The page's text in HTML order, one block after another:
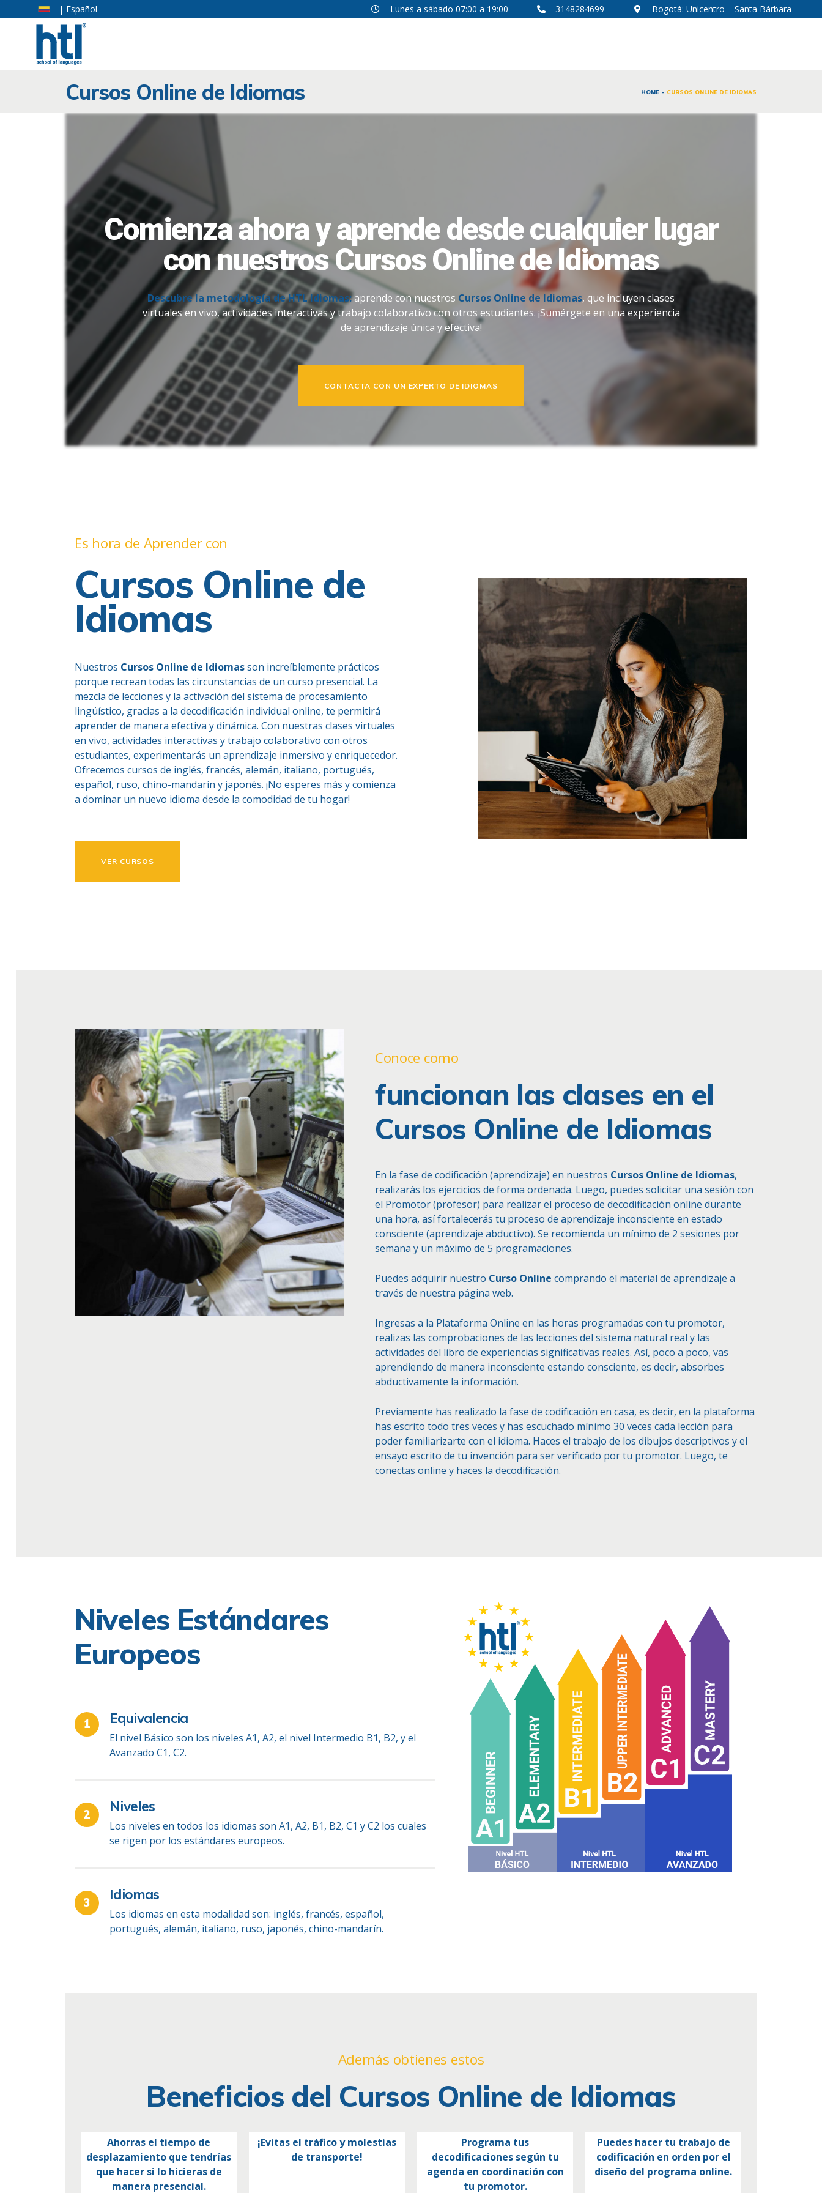
| Español Lunes a sábado 07:00 a 19:00 3148284699 Bogotá: Unicentro – Santa Bárbara
Cursos Online de Idiomas HOME CURSOS ONLINE DE IDIOMAS
CURSOS DE IDIOMAS
CORPORATIVO
ACERCA DE HTL
Comienza ahora y aprende desde cualquier lugar
con nuestros Cursos Online de Idiomas
Descubre la metodología de HTL Idiomas:aprende con nuestros Cursos Online de Idiomas, que incluyen clases
virtuales en vivo, actividades interactivas y trabajo colaborativo con otros estudiantes. ¡Sumérgete en una experiencia
de aprendizaje única y efectiva!
CONTACTA CON UN EXPERTO DE IDIOMAS
Es hora de Aprender con
Cursos Online de
Idiomas
Nuestros Cursos Online de Idiomasson increíblemente prácticos
porque recrean todas las circunstancias de un curso presencial. La
mezcla de lecciones y la activación del sistema de procesamiento
lingüístico, gracias a la decodificación individual online, te permitirá
aprender de manera efectiva y dinámica. Con nuestras clases virtuales
en vivo, actividades interactivas y trabajo colaborativo con otros
estudiantes, experimentarás un aprendizaje inmersivo y enriquecedor.
Ofrecemos cursos de inglés, francés, alemán, italiano, portugués,
español, ruso, chino-mandarín y japonés. ¡No esperes más y comienza
a dominar un nuevo idioma desde la comodidad de tu hogar!
VER CURSOS
Conoce como
funcionan las clases en el
Cursos Online de Idiomas
En la fase de codificación (aprendizaje) en nuestros Cursos Online de Idiomas,
realizarás los ejercicios de forma ordenada. Luego, puedes solicitar una sesión con
el Promotor (profesor) para realizar el proceso de decodificación online durante
una hora, así fortalecerás tu proceso de aprendizaje inconsciente en estado
consciente (aprendizaje abductivo). Se recomienda un mínimo de 2 sesiones por
semana y un máximo de 5 programaciones.
Puedes adquirir nuestro Curso Online comprando el material de aprendizaje a
través de nuestra página web.
Ingresas a la Plataforma Online en las horas programadas con tu promotor,
realizas las comprobaciones de las lecciones del sistema natural real y las
actividades del libro de experiencias significativas reales. Así, poco a poco, vas
aprendiendo de manera inconsciente estando consciente, es decir, absorbes
abductivamente la información.
Previamente has realizado la fase de codificación en casa, es decir, en la plataforma
has escrito todo tres veces y has escuchado mínimo 30 veces cada lección para
poder familiarizarte con el idioma. Haces el trabajo de los dibujos descriptivos y el
ensayo escrito de tu invención para ser verificado por tu promotor. Luego, te
conectas online y haces la decodificación.
Niveles Estándares
Europeos
Equivalencia
El nivel Básico son los niveles A1, A2, el nivel Intermedio B1, B2, y el
Avanzado C1, C2.
Niveles
Los niveles en todos los idiomas son A1, A2, B1, B2, C1 y C2 los cuales
se rigen por los estándares europeos.
Idiomas
Los idiomas en esta modalidad son: inglés, francés, español,
portugués, alemán, italiano, ruso, japonés, chino-mandarín.
Además obtienes estos
Beneficios del Cursos Online de Idiomas
Ahorras el tiempo de
desplazamiento que tendrías
que hacer si lo hicieras de
manera presencial.
¡Evitas el tráfico y molestias
de transporte!
Programa tus
decodificaciones según tu
agenda en coordinación con
tu promotor.
Puedes hacer tu trabajo de
codificación en orden por el
diseño del programa online.